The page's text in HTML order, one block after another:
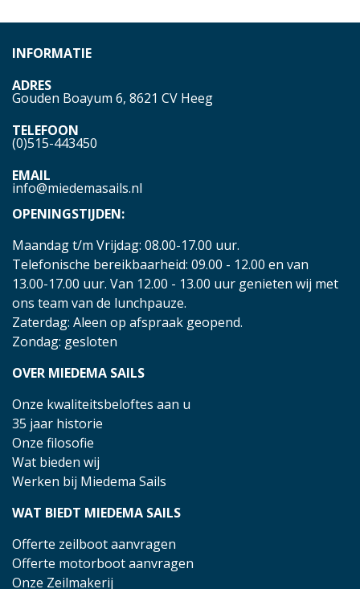
INFORMATIE
ADRES
Gouden Boayum 6, 8621 CV Heeg
TELEFOON
(0)515-443450
EMAIL
info@miedemasails.nl
OPENINGSTIJDEN:
Maandag t/m Vrijdag: 08.00-17.00 uur.
Telefonische bereikbaarheid: 09.00 - 12.00 en van
13.00-17.00 uur. Van 12.00 - 13.00 uur genieten wij met
ons team van de lunchpauze.
Zaterdag: Aleen op afspraak geopend.
Zondag: gesloten
OVER MIEDEMA SAILS
Onze kwaliteitsbeloftes aan u
35 jaar historie
Onze filosofie
Wat bieden wij
Werken bij Miedema Sails
WAT BIEDT MIEDEMA SAILS
Offerte zeilboot aanvragen
Offerte motorboot aanvragen
Onze Zeilmakerij